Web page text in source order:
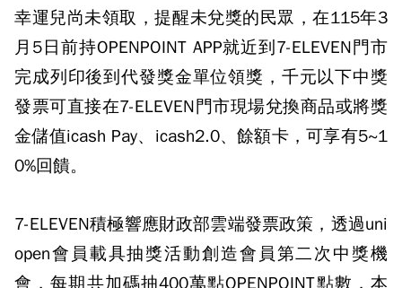
幸運兒尚未領取，提醒未兌獎的民眾，在115年3
月5日前持OPENPOINT APP就近到7-ELEVEN門市
完成列印後到代發獎金單位領獎，千元以下中獎
發票可直接在7-ELEVEN門市現場兌換商品或將獎
金儲值icash Pay、icash2.0、餘額卡，可享有5~1
0%回饋。
7-ELEVEN積極響應財政部雲端發票政策，透過uni
open會員載具抽獎活動創造會員第二次中獎機
會，每期共加碼抽400萬點OPENPOINT點數，本